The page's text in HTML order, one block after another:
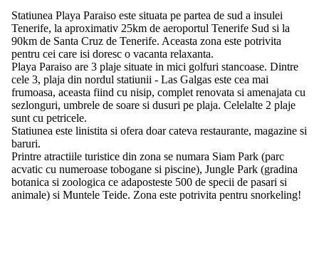
Statiunea Playa Paraiso este situata pe partea de sud a insulei
Tenerife, la aproximativ 25km de aeroportul Tenerife Sud si la
90km de Santa Cruz de Tenerife. Aceasta zona este potrivita
pentru cei care isi doresc o vacanta relaxanta.
Playa Paraiso are 3 plaje situate in mici golfuri stancoase. Dintre
cele 3, plaja din nordul statiunii - Las Galgas este cea mai
frumoasa, aceasta fiind cu nisip, complet renovata si amenajata cu
sezlonguri, umbrele de soare si dusuri pe plaja. Celelalte 2 plaje
sunt cu petricele.
Statiunea este linistita si ofera doar cateva restaurante, magazine si
baruri.
Printre atractiile turistice din zona se numara Siam Park (parc
acvatic cu numeroase tobogane si piscine), Jungle Park (gradina
botanica si zoologica ce adaposteste 500 de specii de pasari si
animale) si Muntele Teide. Zona este potrivita pentru snorkeling!